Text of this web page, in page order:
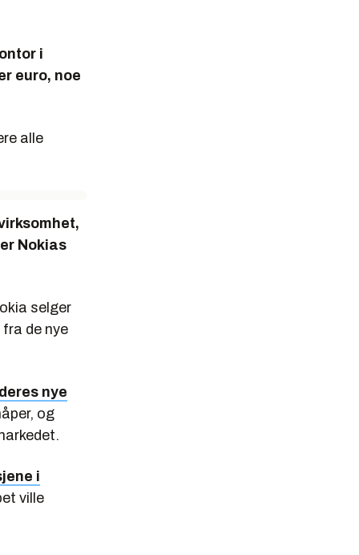
i
euro, noe
alle
Nokias
selger
de nye
deres nye
og
i
ville